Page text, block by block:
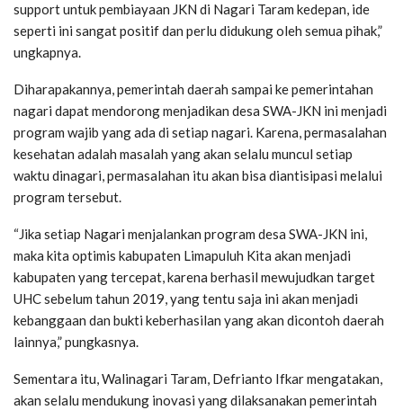
support untuk pembiayaan JKN di Nagari Taram kedepan, ide
seperti ini sangat positif dan perlu didukung oleh semua pihak,”
ungkapnya.
Diharapakannya, pemerintah daerah sampai ke pemerintahan
nagari dapat mendorong menjadikan desa SWA-JKN ini menjadi
program wajib yang ada di setiap nagari. Karena, permasalahan
kesehatan adalah masalah yang akan selalu muncul setiap
waktu dinagari, permasalahan itu akan bisa diantisipasi melalui
program tersebut.
“Jika setiap Nagari menjalankan program desa SWA-JKN ini,
maka kita optimis kabupaten Limapuluh Kita akan menjadi
kabupaten yang tercepat, karena berhasil mewujudkan target
UHC sebelum tahun 2019, yang tentu saja ini akan menjadi
kebanggaan dan bukti keberhasilan yang akan dicontoh daerah
lainnya,” pungkasnya.
Sementara itu, Walinagari Taram, Defrianto Ifkar mengatakan,
akan selalu mendukung inovasi yang dilaksanakan pemerintah